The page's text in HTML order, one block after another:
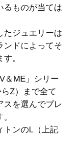
るものが当ては
たジュエリーは
ンドによってそ
。
＆ME」シリー
Z）まで全て
スを選んでプレ
トンのL（上記